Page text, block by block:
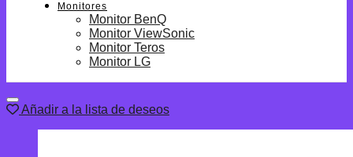
Monitores
Monitor BenQ
Monitor ViewSonic
Monitor Teros
Monitor LG
Añadir a la lista de deseos